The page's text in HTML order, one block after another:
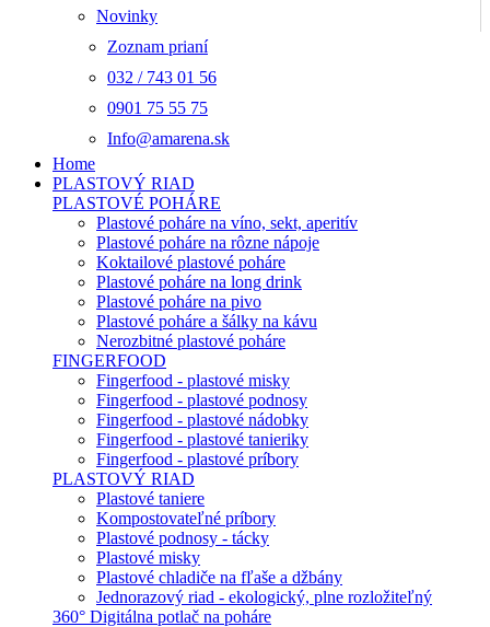
Novinky
Zoznam prianí
032 / 743 01 56
0901 75 55 75
Info@amarena.sk
Home
PLASTOVÝ RIAD
PLASTOVÉ POHÁRE
Plastové poháre na víno, sekt, aperitív
Plastové poháre na rôzne nápoje
Koktailové plastové poháre
Plastové poháre na long drink
Plastové poháre na pivo
Plastové poháre a šálky na kávu
Nerozbitné plastové poháre
FINGERFOOD
Fingerfood - plastové misky
Fingerfood - plastové podnosy
Fingerfood - plastové nádobky
Fingerfood - plastové tanieriky
Fingerfood - plastové príbory
PLASTOVÝ RIAD
Plastové taniere
Kompostovateľné príbory
Plastové podnosy - tácky
Plastové misky
Plastové chladiče na fľaše a džbány
Jednorazový riad - ekologický, plne rozložiteľný
360° Digitálna potlač na poháre